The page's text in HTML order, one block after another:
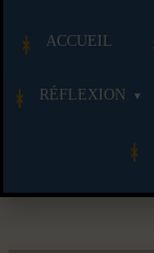
ACCUEIL
RÉFLEXION